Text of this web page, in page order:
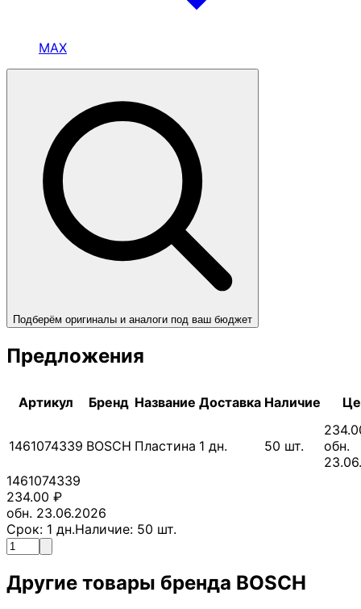
MAX
Подберём оригиналы и аналоги под ваш бюджет
Предложения
Артикул Бренд Название Доставка Наличие
1461074339 BOSCH Пластина 1 дн. 50 шт.
обн.
1461074339
234.00 ₽
обн. 23.06.2026
Срок: 1 дн.Наличие: 50 шт.
Другие товары бренда BOSCH